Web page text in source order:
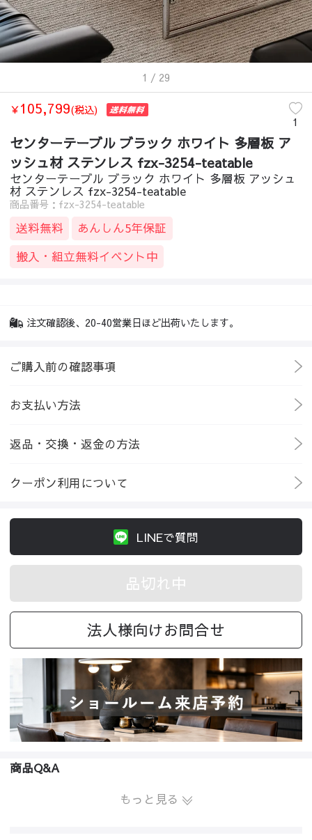
1 / 29
￥105,799(税込)
1
センターテーブル ブラック ホワイト 多層板 ア
ッシュ材 ステンレス fzx-3254-teatable
センターテーブル ブラック ホワイト 多層板 アッシュ
材 ステンレス fzx-3254-teatable
商品番号：fzx-3254-teatable
送料無料
あんしん5年保証
搬入・組立無料イベント中
注文確認後、20-40営業日ほど出荷いたします。
ご購入前の確認事項
お支払い方法
返品・交換・返金の方法
クーポン利用について
LINEで質問
品切れ中
法人様向けお問合せ
商品Q&A
もっと見る